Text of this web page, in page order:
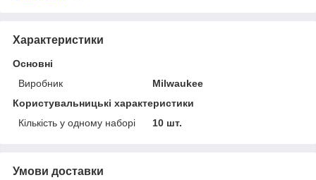
Характеристики
Основні
Виробник
Milwaukee
Користувальницькі характеристики
Кількість у одному наборі
10 шт.
Умови доставки